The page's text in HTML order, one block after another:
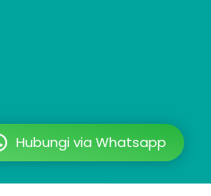
Hubungi via Whatsapp